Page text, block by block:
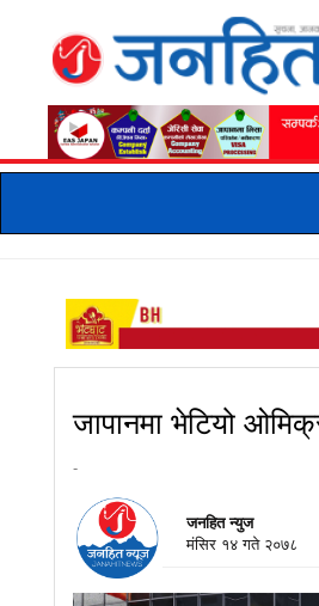
जापानमा भेटियो
-
जनहित न्युज
मंसिर १४ गते २०७८